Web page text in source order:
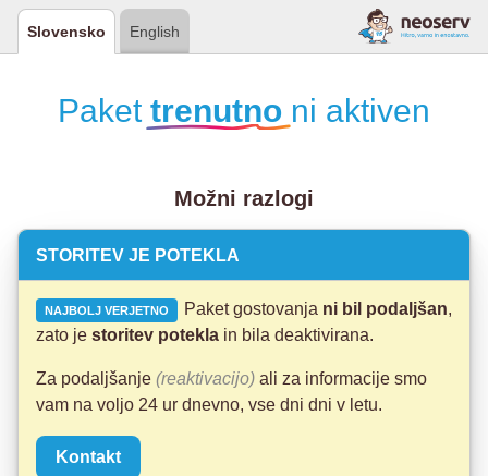
Slovensko English
Paket trenutno ni aktiven
Možni razlogi
STORITEV JE POTEKLA
NAJBOLJ VERJETNO Paket gostovanja ni bil podaljšan,
zato je storitev potekla in bila deaktivirana.
Za podaljšanje (reaktivacijo) ali za informacije smo
vam na voljo 24 ur dnevno, vse dni dni v letu.
Kontakt